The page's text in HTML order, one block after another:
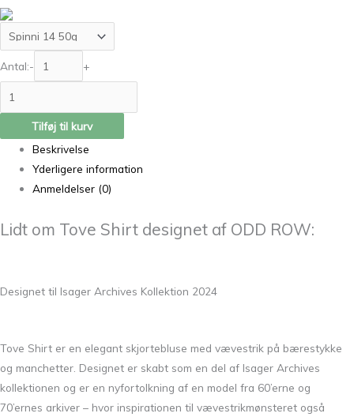
Antal:- +
Tilføj til kurv
Beskrivelse
Yderligere information
Anmeldelser (0)
Lidt om Tove Shirt designet af ODD ROW:
Designet til Isager Archives Kollektion 2024
Tove Shirt er en elegant skjortebluse med vævestrik på bærestykke
og manchetter. Designet er skabt som en del af Isager Archives
kollektionen og er en nyfortolkning af en model fra 60’erne og
70’ernes arkiver – hvor inspirationen til vævestrikmønsteret også